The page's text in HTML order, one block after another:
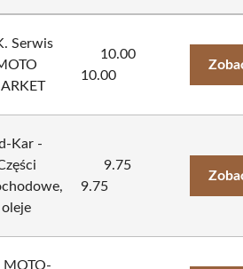
Serwis
10.00
10.00
Kar -
oleje
9.75
9.75
MOTO-